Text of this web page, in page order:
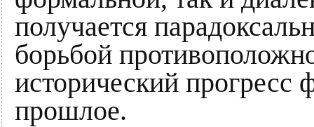
получается
борьбой
исторический прогресс
прошлое.